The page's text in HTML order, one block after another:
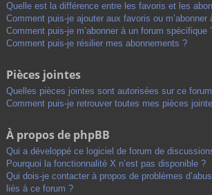
Quelle est la différence entre les favoris et les
Comment puis-je ajouter aux favoris ou
Comment puis-je m’abonner à un forum spécifique
Comment puis-je résilier mes abonnements ?
Pièces jointes
Quelles pièces jointes sont autorisées sur ce
Comment puis-je retrouver toutes mes pièces
À propos de phpBB
Qui a développé ce logiciel de forum de
Pourquoi la fonctionnalité X n’est pas disponible ?
Qui dois-je contacter à propos de problèmes
liés à ce forum ?